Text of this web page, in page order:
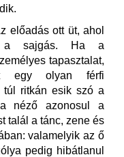
előadás ott üt, ahol
a sajgás. Ha a
tapasztalat,
egy olyan férfi
túl ritkán esik szó a
néző azonosul a
talál a tánc, zene és
valamelyik az ő
pedig hibátlanul